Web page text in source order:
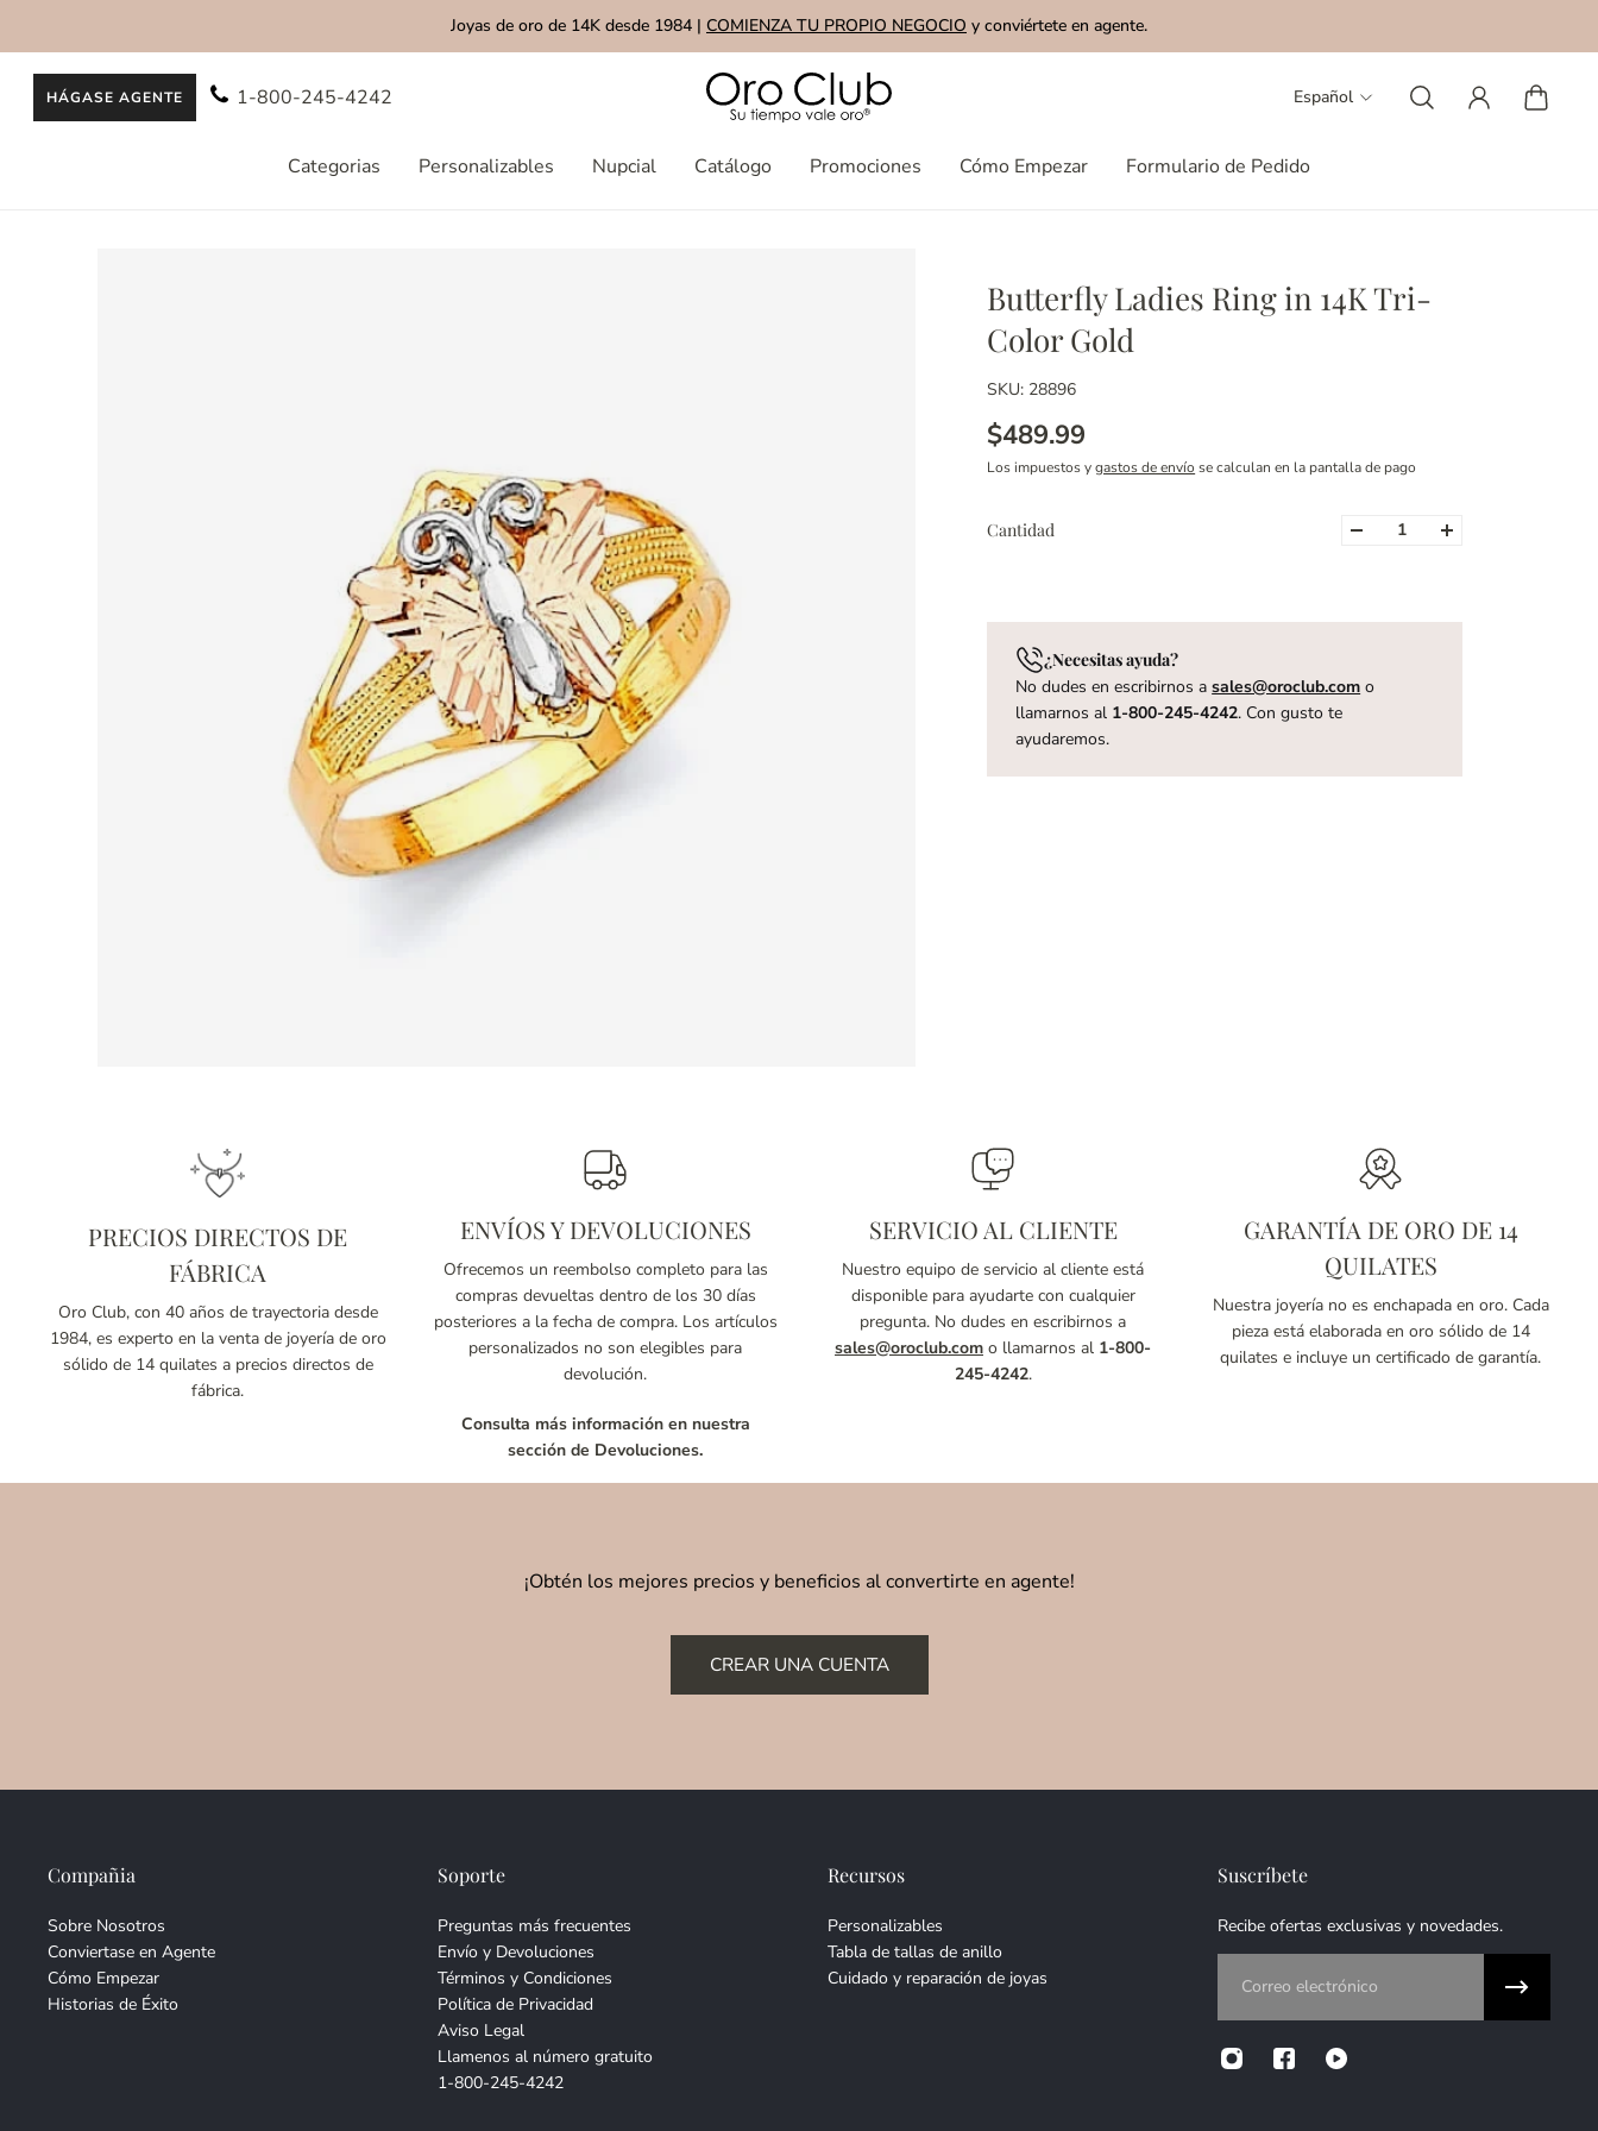
Joyas de oro de 14K desde 1984 | COMIENZA TU PROPIO NEGOCIO y conviértete en agente.
Categorias Personalizables Nupcial Catálogo Promociones Cómo Empezar Formulario de Pedido
Español
HÁGASE AGENTE 1-800-245-4242
Butterfly Ladies Ring in 14K Tri-
Color Gold
SKU: 28896
$489.99
Los impuestos ygastos de envío se calculan en la pantalla de pago
Cantidad
¿Necesitas ayuda?
No dudes en escribirnos asales@oroclub.com o
llamarnos al 1-800-245-4242. Con gusto te
ayudaremos.
PRECIOS DIRECTOS DE
FÁBRICA
Oro Club, con 40 años de trayectoria desde
1984, es experto en la venta de joyería de oro
sólido de 14 quilates a precios directos de
fábrica.
ENVÍOS Y DEVOLUCIONES
Ofrecemos un reembolso completo para las
compras devueltas dentro de los 30 días
posteriores a la fecha de compra. Los artículos
personalizados no son elegibles para
devolución.
Consulta más información en nuestra
sección de Devoluciones.
SERVICIO AL CLIENTE
Nuestro equipo de servicio al cliente está
disponible para ayudarte con cualquier
pregunta. No dudes en escribirnos a
sales@oroclub.com o llamarnos al 1-800-
245-4242.
GARANTÍA DE ORO DE 14
QUILATES
Nuestra joyería no es enchapada en oro. Cada
pieza está elaborada en oro sólido de 14
quilates e incluye un certificado de garantía.
¡Obtén los mejores precios y beneficios al convertirte en agente!
CREAR UNA CUENTA
Compañia
Sobre Nosotros
Conviertase en Agente
Cómo Empezar
Historias de Éxito
Soporte
Preguntas más frecuentes
Envío y Devoluciones
Términos y Condiciones
Política de Privacidad
Aviso Legal
Llamenos al número gratuito
1-800-245-4242
Recursos
Personalizables
Tabla de tallas de anillo
Cuidado y reparación de joyas
Suscríbete
Recibe ofertas exclusivas y novedades.